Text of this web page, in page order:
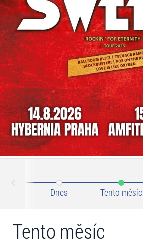
Dnes Tento měsíc
Tento měsíc